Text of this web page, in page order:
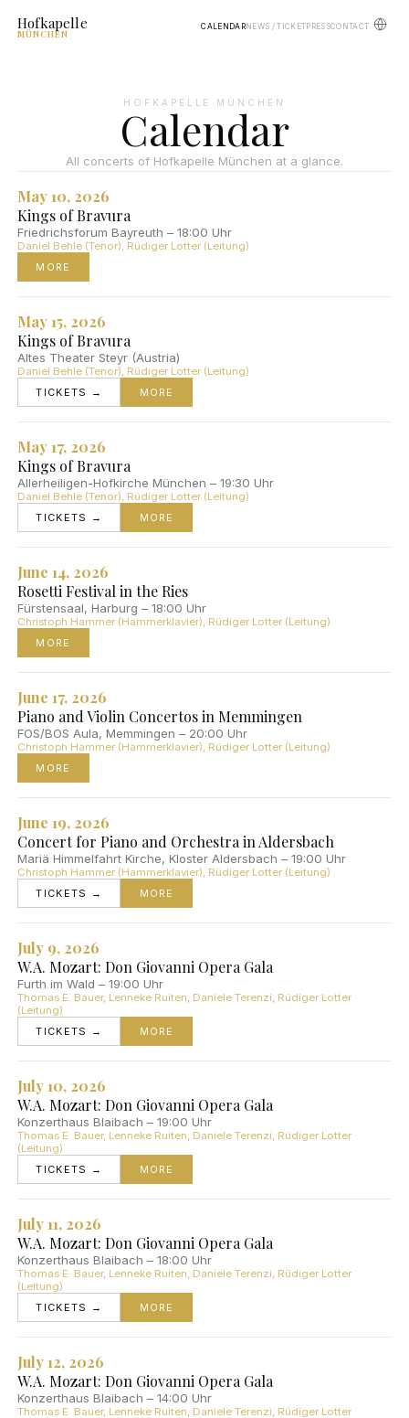
Hofkapelle
MÜNCHEN
CALENDARNEWS / TICKET PRESSCONTACT
HOFKAPELLE MÜNCHEN
Calendar
All concerts of Hofkapelle München at a glance.
May 10, 2026
Kings of Bravura
Friedrichsforum Bayreuth – 18:00 Uhr
Daniel Behle (Tenor), Rüdiger Lotter (Leitung)
MORE
May 15, 2026
Kings of Bravura
Altes Theater Steyr (Austria)
Daniel Behle (Tenor), Rüdiger Lotter (Leitung)
TICKETS →
MORE
May 17, 2026
Kings of Bravura
Allerheiligen-Hofkirche München – 19:30 Uhr
Daniel Behle (Tenor), Rüdiger Lotter (Leitung)
TICKETS →
MORE
June 14, 2026
Rosetti Festival in the Ries
Fürstensaal, Harburg – 18:00 Uhr
Christoph Hammer (Hammerklavier), Rüdiger Lotter (Leitung)
MORE
June 17, 2026
Piano and Violin Concertos in Memmingen
FOS/BOS Aula, Memmingen – 20:00 Uhr
Christoph Hammer (Hammerklavier), Rüdiger Lotter (Leitung)
MORE
June 19, 2026
Concert for Piano and Orchestra in Aldersbach
Mariä Himmelfahrt Kirche, Kloster Aldersbach – 19:00 Uhr
Christoph Hammer (Hammerklavier), Rüdiger Lotter (Leitung)
TICKETS →
MORE
July 9, 2026
W.A. Mozart: Don Giovanni Opera Gala
Furth im Wald – 19:00 Uhr
Thomas E. Bauer, Lenneke Ruiten, Daniele Terenzi, Rüdiger Lotter
(Leitung)
TICKETS →
MORE
July 10, 2026
W.A. Mozart: Don Giovanni Opera Gala
Konzerthaus Blaibach – 19:00 Uhr
Thomas E. Bauer, Lenneke Ruiten, Daniele Terenzi, Rüdiger Lotter
(Leitung)
TICKETS →
MORE
July 11, 2026
W.A. Mozart: Don Giovanni Opera Gala
Konzerthaus Blaibach – 18:00 Uhr
Thomas E. Bauer, Lenneke Ruiten, Daniele Terenzi, Rüdiger Lotter
(Leitung)
TICKETS →
MORE
July 12, 2026
W.A. Mozart: Don Giovanni Opera Gala
Konzerthaus Blaibach – 14:00 Uhr
Thomas E. Bauer, Lenneke Ruiten, Daniele Terenzi, Rüdiger Lotter